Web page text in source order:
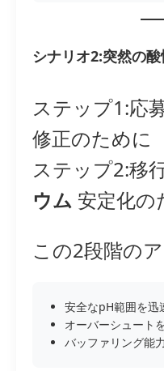
シナリオ2:突然の
ステップ1:応
修正のために
ステップ2:移
ウム 安定化の
この2段階の
安全なpH範囲を迅
オーバーシュート
バッファリング能